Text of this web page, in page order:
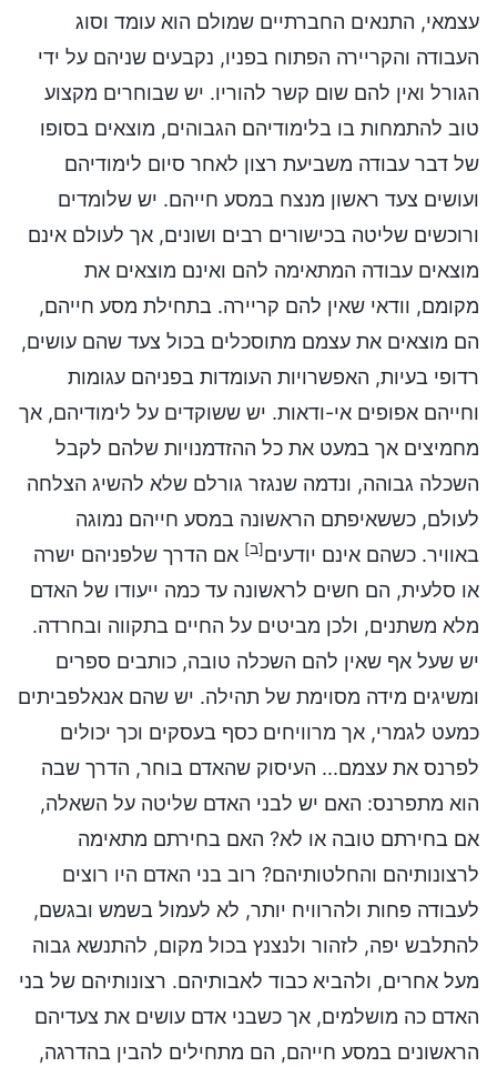
עצמאי, התנאים החברתיים שמולם הוא עומד וסוג
העבודה והקריירה הפתוח בפניו, נקבעים שניהם על ידי
הגורל ואין להם שום קשר להוריו. יש שבוחרים מקצוע
טוב להתמחות בו בלימודיהם הגבוהים, מוצאים בסופו
של דבר עבודה משביעת רצון לאחר סיום לימודיהם
ועושים צעד ראשון מנצח במסע חייהם. יש שלומדים
ורוכשים שליטה בכישורים רבים ושונים, אך לעולם אינם
מוצאים עבודה המתאימה להם ואינם מוצאים את
מקומם, וודאי שאין להם קריירה. בתחילת מסע חייהם,
הם מוצאים את עצמם מתוסכלים בכול צעד שהם עושים,
רדופי בעיות, האפשרויות העומדות בפניהם עגומות
וחייהם אפופים אי-ודאות. יש ששוקדים על לימודיהם, אך
מחמיצים אך במעט את כל ההזדמנויות שלהם לקבל
השכלה גבוהה, ונדמה שנגזר גורלם שלא להשיג הצלחה
לעולם, כששאיפתם הראשונה במסע חייהם נמוגה
באוויר. כשהם אינם יודעים[ב] אם הדרך שלפניהם ישרה
או סלעית, הם חשים לראשונה עד כמה ייעודו של האדם
מלא משתנים, ולכן מביטים על החיים בתקווה ובחרדה.
יש שעל אף שאין להם השכלה טובה, כותבים ספרים
ומשיגים מידה מסוימת של תהילה. יש שהם אנאלפביתים
כמעט לגמרי, אך מרוויחים כסף בעסקים וכך יכולים
לפרנס את עצמם... העיסוק שהאדם בוחר, הדרך שבה
הוא מתפרנס: האם יש לבני האדם שליטה על השאלה,
אם בחירתם טובה או לא? האם בחירתם מתאימה
לרצונותיהם והחלטותיהם? רוב בני האדם היו רוצים
לעבודה פחות ולהרוויח יותר, לא לעמול בשמש ובגשם,
להתלבש יפה, לזהור ולנצנץ בכול מקום, להתנשא גבוה
מעל אחרים, ולהביא כבוד לאבותיהם. רצונותיהם של בני
האדם כה מושלמים, אך כשבני אדם עושים את צעדיהם
הראשונים במסע חייהם, הם מתחילים להבין בהדרגה,